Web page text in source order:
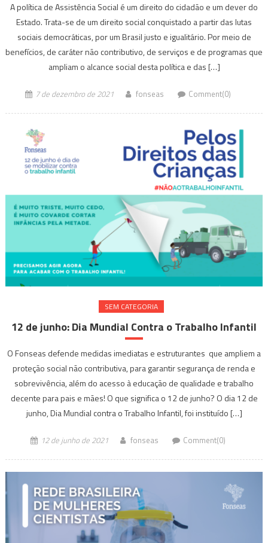
A política de Assistência Social é um direito do cidadão e um dever do
Estado. Trata-se de um direito social conquistado a partir das lutas
sociais democráticas, por um Brasil justo e igualitário. Por meio de
benefícios, de caráter não contributivo, de serviços e de programas que
ampliam o alcance social desta política e das […]
7 de dezembro de 2021 fonseas Comment(0)
SEM CATEGORIA
12 de junho: Dia Mundial Contra o Trabalho Infantil
O Fonseas defende medidas imediatas e estruturantes que ampliem a
proteção social não contributiva, para garantir segurança de renda e
sobrevivência, além do acesso à educação de qualidade e trabalho
decente para pais e mães! O que significa o 12 de junho? O dia 12 de
junho, Dia Mundial contra o Trabalho Infantil, foi instituído […]
12 de junho de 2021 fonseas Comment(0)